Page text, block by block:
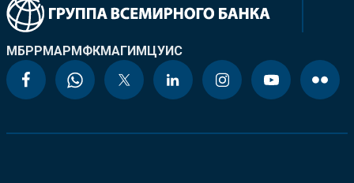
МБРРМАРМФКМАГИМЦУИС